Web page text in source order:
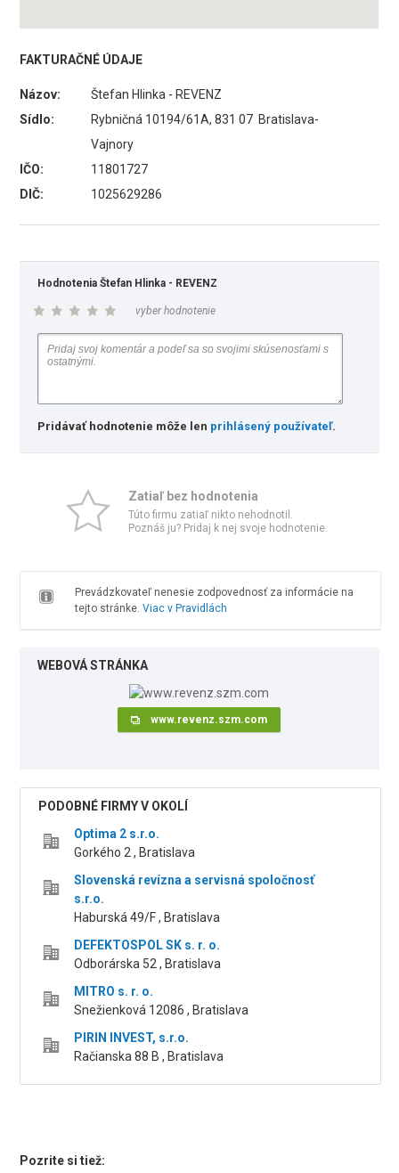
FAKTURAČNÉ ÚDAJE
Názov:
Štefan Hlinka - REVENZ
Sídlo:
Rybničná 10194/61A, 831 07 Bratislava-
Vajnory
IČO:
11801727
DIČ:
1025629286
Hodnotenia Štefan Hlinka - REVENZ
vyber hodnotenie
Pridávať hodnotenie môže len prihlásený používateľ.
Zatiaľ bez hodnotenia
Túto firmu zatiaľ nikto nehodnotil.
Poznáš ju? Pridaj k nej svoje hodnotenie.
Prevádzkovateľ nenesie zodpovednosť za informácie na
tejto stránke. Viac v Pravidlách
WEBOVÁ STRÁNKA
www.revenz.szm.com
PODOBNÉ FIRMY V OKOLÍ
Optima 2 s.r.o.
Gorkého 2 , Bratislava
Slovenská revízna a servisná spoločnosť
s.r.o.
Haburská 49/F , Bratislava
DEFEKTOSPOL SK s. r. o.
Odborárska 52 , Bratislava
MITRO s. r. o.
Snežienková 12086 , Bratislava
PIRIN INVEST, s.r.o.
Račianska 88 B , Bratislava
Pozrite si tiež: